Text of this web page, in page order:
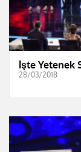
İşte Yetenek
28/03/2018